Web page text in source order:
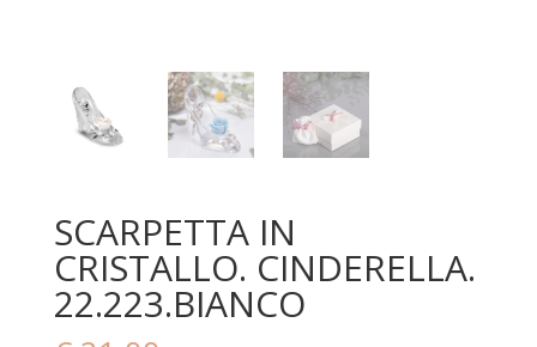
SCARPETTA IN
CRISTALLO. CINDERELLA.
22.223.BIANCO